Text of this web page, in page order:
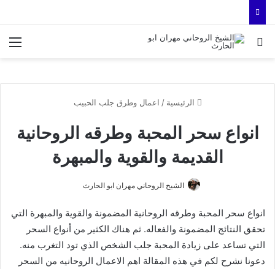
بحث عن
الرئيسية / اعمال وطرق جلب الحبيب
انواع سحر المحبة وطرقه الروحانية
القديمة والقوية والمبهرة
الشيخ الروحاني مهران ابو الحارث
انواع سحر المحبة وطرقه الروحانية المضمونة والقوية والمبهرة التي
تحقق النتائج المضمونة والفعاله. ثم هناك الكثير من أنواع السحر
التي تساعد على زيادة المحبة جلب الشخص الذي تود التغرب منه.
دعونا نشرح لكم في هذه المقالة اهم الاعمال الروحانيه من السحر